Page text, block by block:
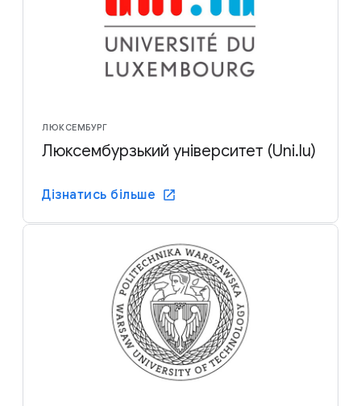
ЛЮКСЕМБУРГ
Люксембурзький університет (Uni.lu)
Дізнатись більше